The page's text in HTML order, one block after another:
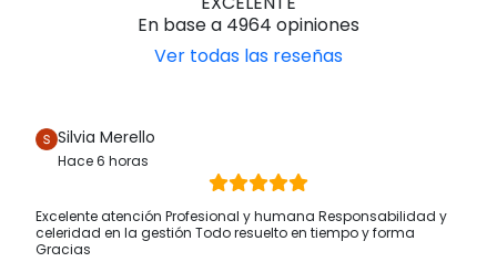
En base a 4964 opiniones
Ver todas las reseñas
Silvia Merello
Hace 6 horas
Excelente atención Profesional y humana Responsabilidad y
celeridad en la gestión Todo resuelto en tiempo y forma
Gracias